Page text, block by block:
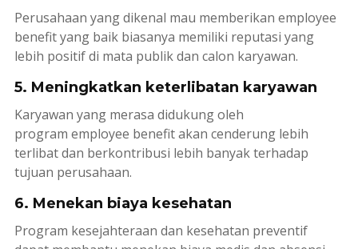
Perusahaan yang dikenal mau memberikan employee
benefityang baik biasanya memiliki reputasi yang
lebih positif di mata publik dan calon karyawan.
5. Meningkatkan keterlibatan karyawan
Karyawan yang merasa didukung oleh
program employee benefit akan cenderung lebih
terlibat dan berkontribusi lebih banyak terhadap
tujuan perusahaan.
6. Menekan biaya kesehatan
Program kesejahteraan dan kesehatan preventif